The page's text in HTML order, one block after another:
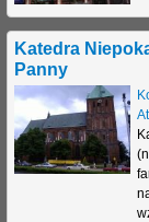
Katedra
Panny